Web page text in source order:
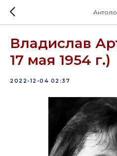
Владислав
17 мая 1954 г.)
2022-12-04 02:37